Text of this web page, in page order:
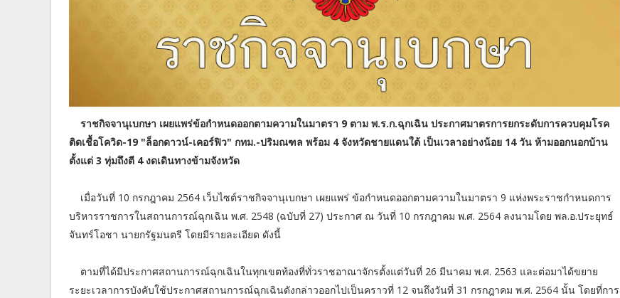
ราชกิจจานุเบกษา เผยแพร่ข้อกำหนดออกตามความในมาตรา 9 ตาม พ.ร.ก.ฉุกเฉิน ประกาศมาตรการยกระดับการควบคุมโรค
ติดเชื้อโควิด-19 "ล็อกดาวน์-เคอร์ฟิว" กทม.-ปริมณฑล พร้อม 4 จังหวัดชายแดนใต้ เป็นเวลาอย่างน้อย 14 วัน ห้ามออกนอกบ้าน
ตั้งแต่ 3 ทุ่มถึงตี 4 งดเดินทางข้ามจังหวัด
เมื่อวันที่ 10 กรกฎาคม 2564 เว็บไซต์ราชกิจจานุเบกษา เผยแพร่ ข้อกำหนดออกตามความในมาตรา 9 แห่งพระราชกำหนดการ
บริหารราชการในสถานการณ์ฉุกเฉิน พ.ศ. 2548 (ฉบับที่ 27) ประกาศ ณ วันที่ 10 กรกฎาคม พ.ศ. 2564 ลงนามโดย พล.อ.ประยุทธ์
จันทร์โอชา นายกรัฐมนตรี โดยมีรายละเอียด ดังนี้
ตามที่ได้มีประกาศสถานการณ์ฉุกเฉินในทุกเขตท้องที่ทั่วราชอาณาจักรตั้งแต่วันที่ 26 มีนาคม พ.ศ. 2563 และต่อมาได้ขยาย
ระยะเวลาการบังคับใช้ประกาศสถานการณ์ฉุกเฉินดังกล่าวออกไปเป็นคราวที่ 12 จนถึงวันที่ 31 กรกฎาคม พ.ศ. 2564 นั้น โดยที่การ